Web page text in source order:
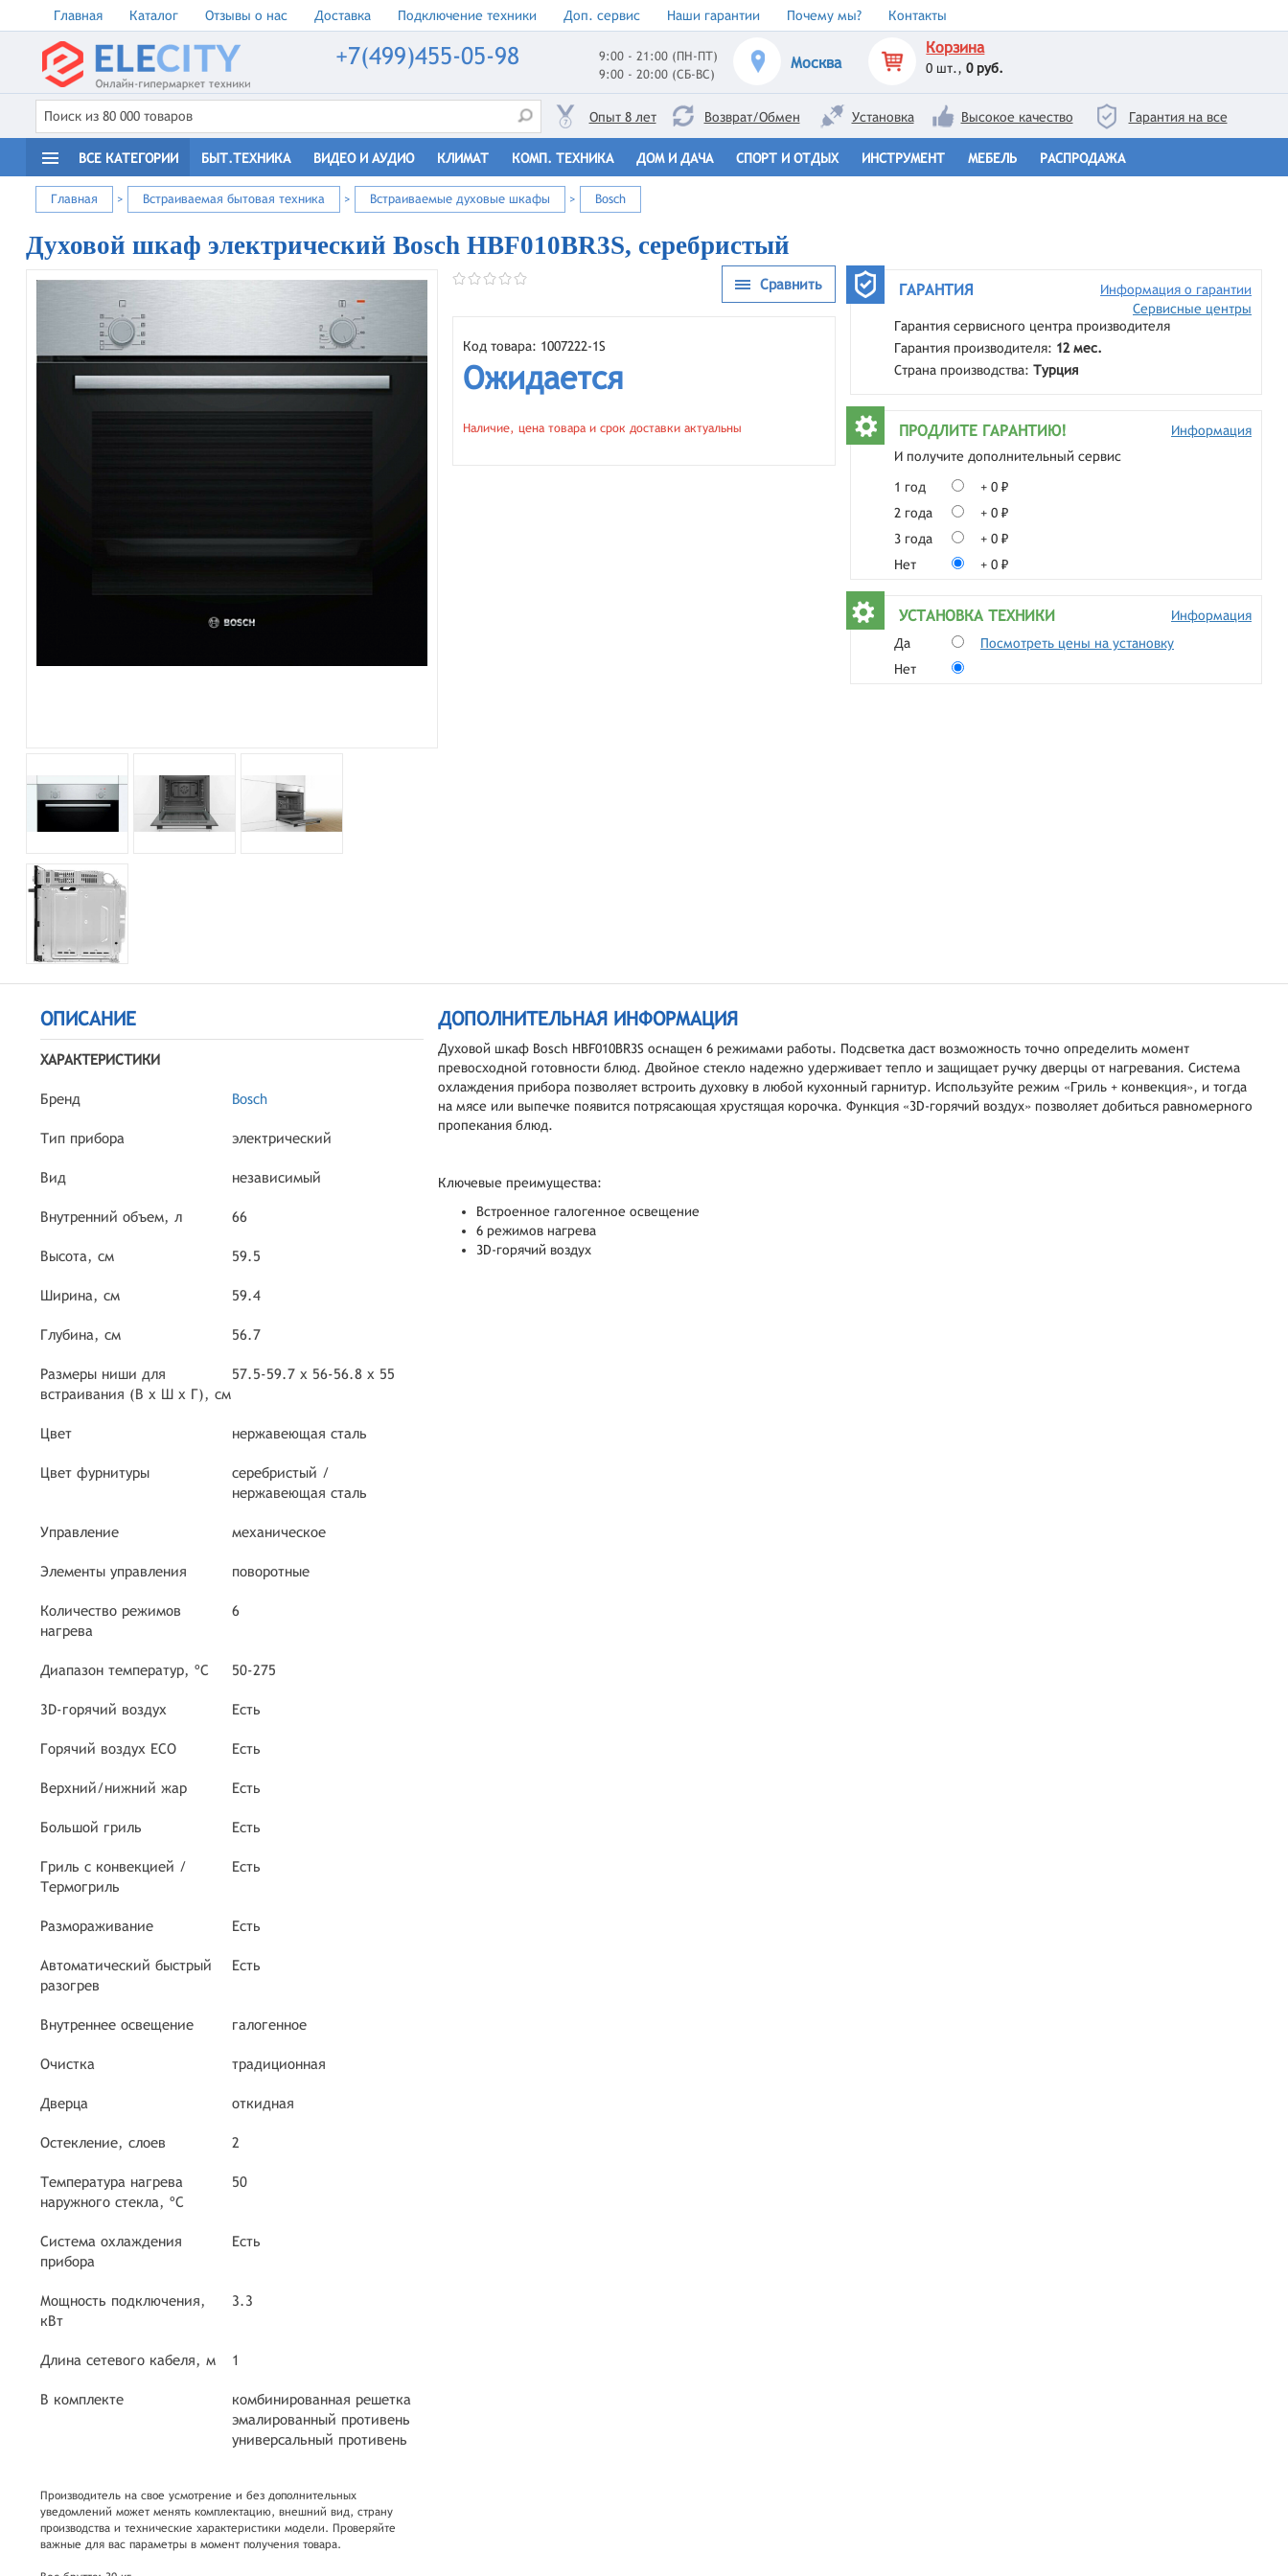
Главная Каталог Отзывы о нас Доставка Подключение техники Доп. сервис Наши гарантии Почему мы? Контакты
+7(499)455-05-98
9:00 - 21:00 (ПН-ПТ)
9:00 - 20:00 (СБ-ВС)
Москва
Корзина
0 шт.,0 руб.
Опыт 8 лет Возврат/Обмен Установка Высокое качество Гарантия на все
ВСЕ КАТЕГОРИИ БЫТ.ТЕХНИКА ВИДЕО И АУДИО КЛИМАТ КОМП. ТЕХНИКА ДОМ И ДАЧА СПОРТ И ОТДЫХ ИНСТРУМЕНТ МЕБЕЛЬ РАСПРОДАЖА
Главная > Встраиваемая бытовая техника > Встраиваемые духовые шкафы > Bosch
Духовой шкаф электрический Bosch HBF010BR3S, серебристый
Сравнить
Код товара: 1007222-1S
Ожидается
Наличие, цена товара и срок доставки актуальны
ГАРАНТИЯ
Информация о гарантии
Сервисные центры
Гарантия сервисного центра производителя
Гарантия производителя: 12 мес.
Страна производства: Турция
ПРОДЛИТЕ ГАРАНТИЮ!
И получите дополнительный сервис
Информация
1 год
+ 0 ₽
2 года
+ 0 ₽
3 года
+ 0 ₽
Нет
+ 0 ₽
УСТАНОВКА ТЕХНИКИ
Информация
Да
Посмотреть цены на установку
Нет
ОПИСАНИЕ
ХАРАКТЕРИСТИКИ
Бренд Bosch
Тип прибора электрический
Вид независимый
Внутренний объем, л 66
Высота, см 59.5
Ширина, см 59.4
Глубина, см 56.7
Размеры ниши для
встраивания (В х Ш х Г), см
57.5-59.7 х 56-56.8 х 55
Цвет нержавеющая сталь
Цвет фурнитуры
серебристый /
нержавеющая сталь
Управление механическое
Элементы управления поворотные
Количество режимов
нагрева
6
Диапазон температур, ºC 50-275
3D-горячий воздух Есть
Горячий воздух ECO Есть
Верхний/нижний жар Есть
Большой гриль Есть
Гриль с конвекцией /
Термогриль
Есть
Размораживание Есть
Автоматический быстрый
разогрев
Есть
Внутреннее освещение галогенное
Очистка традиционная
Дверца откидная
Остекление, слоев 2
Температура нагрева
наружного стекла, ºC
50
Система охлаждения
прибора
Есть
Мощность подключения,
кВт
3.3
Длина сетевого кабеля, м 1
В комплекте
комбинированная решетка
эмалированный противень
универсальный противень
Производитель на свое усмотрение и без дополнительных
уведомлений может менять комплектацию, внешний вид, страну
производства и технические характеристики модели. Проверяйте
важные для вас параметры в момент получения товара.
ДОПОЛНИТЕЛЬНАЯ ИНФОРМАЦИЯ
Духовой шкаф Bosch HBF010BR3S оснащен 6 режимами работы. Подсветка даст возможность точно определить момент
превосходной готовности блюд. Двойное стекло надежно удерживает тепло и защищает ручку дверцы от нагревания. Система
охлаждения прибора позволяет встроить духовку в любой кухонный гарнитур. Используйте режим «Гриль + конвекция», и тогда
на мясе или выпечке появится потрясающая хрустящая корочка. Функция «3D-горячий воздух» позволяет добиться равномерного
пропекания блюд.
Ключевые преимущества:
Встроенное галогенное освещение
6 режимов нагрева
3D-горячий воздух